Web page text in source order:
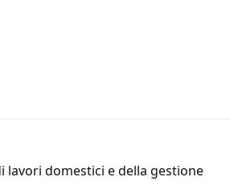
lavori domestici e della gestione